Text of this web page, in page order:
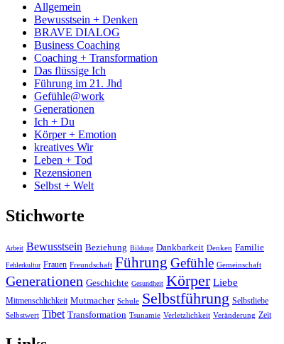
Allgemein
Bewusstsein + Denken
BRAVE DIALOG
Business Coaching
Coaching + Transformation
Das flüssige Ich
Führung im 21. Jhd
Gefühle@work
Generationen
Ich + Du
Körper + Emotion
kreatives Wir
Leben + Tod
Rezensionen
Selbst + Welt
Stichworte
Arbeit Bewusstsein Beziehung Bildung Dankbarkeit Denken Familie
Fehlerkultur Frauen Freundschaft Führung Gefühle Gemeinschaft
Generationen Geschichte Gesundheit Körper Liebe
Mitmenschlichkeit Mutmacher Schule Selbstführung Selbstliebe
Selbstwert Tibet Transformation Tsunamie Verletzlichkeit Veränderung Zeit